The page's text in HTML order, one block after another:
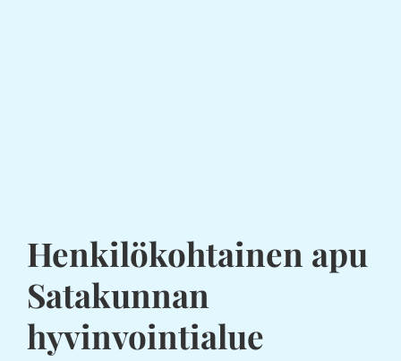
Henkilökohtainen apu
Satakunnan
hyvinvointialue